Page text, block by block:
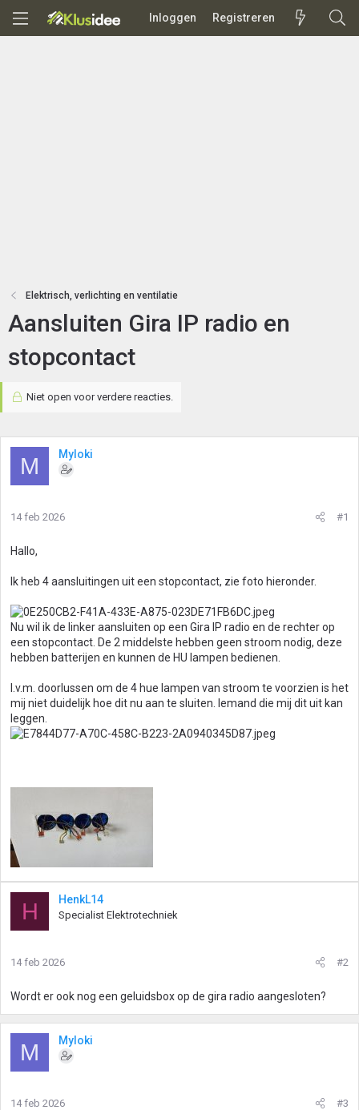
Inloggen Registreren
Elektrisch, verlichting en ventilatie
Aansluiten Gira IP radio en
stopcontact
Niet open voor verdere reacties.
M Myloki
14 feb 2026 #1
Hallo,
Ik heb 4 aansluitingen uit een stopcontact, zie foto hieronder.
Nu wil ik de linker aansluiten op een Gira IP radio en de rechter op
een stopcontact. De 2 middelste hebben geen stroom nodig, deze
hebben batterijen en kunnen de HU lampen bedienen.
I.v.m. doorlussen om de 4 hue lampen van stroom te voorzien is het
mij niet duidelijk hoe dit nu aan te sluiten. Iemand die mij dit uit kan
leggen.
H HenkL14
Specialist Elektrotechniek
14 feb 2026 #2
Wordt er ook nog een geluidsbox op de gira radio aangesloten?
M Myloki
14 feb 2026 #3